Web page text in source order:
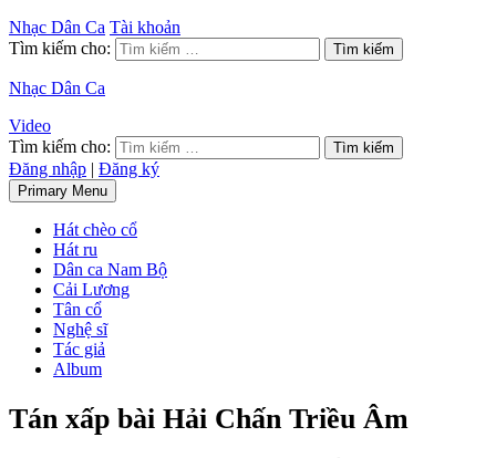
Nhạc Dân Ca Tài khoản
Tìm kiếm cho:
Nhạc Dân Ca
Video
Tìm kiếm cho:
Đăng nhập | Đăng ký
Primary Menu
Hát chèo cổ
Hát ru
Dân ca Nam Bộ
Cải Lương
Tân cổ
Nghệ sĩ
Tác giả
Album
Tán xấp bài Hải Chấn Triều Âm